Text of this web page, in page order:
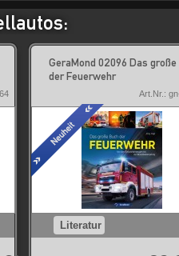
GeraMond 02096 Das große
der Feuerwehr
Art.Nr.:
Literatur